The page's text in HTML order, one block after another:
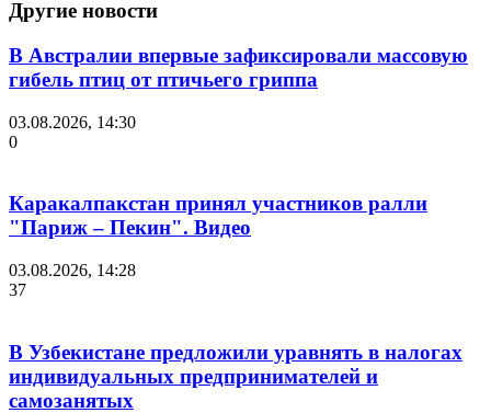
Другие новости
В Австралии впервые зафиксировали массовую
гибель птиц от птичьего гриппа
03.08.2026, 14:30
0
Каракалпакстан принял участников ралли
"Париж – Пекин". Видео
03.08.2026, 14:28
37
В Узбекистане предложили уравнять в налогах
индивидуальных предпринимателей и
самозанятых